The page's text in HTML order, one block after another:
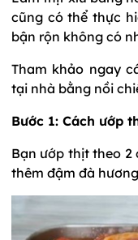
cũng có thể thực
bận rộn không có
Tham khảo ngay
tại nhà bằng nồi
Bước 1: Cách ướp
Bạn ướp thịt theo
thêm đậm đà